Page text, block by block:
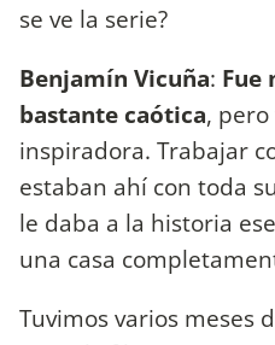
se ve la serie?
Benjamín Vicuña: Fue
bastante caótica,
inspiradora. Trabajar
estaban ahí con toda
le daba a la historia
una casa
Tuvimos varios meses